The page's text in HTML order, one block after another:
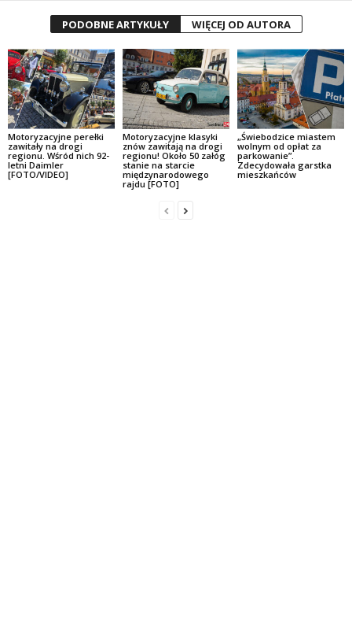
PODOBNE ARTYKUŁY WIĘCEJ OD AUTORA
Motoryzacyjne perełki
zawitały na drogi
regionu. Wśród nich 92-
letni Daimler
[FOTO/VIDEO]
Motoryzacyjne klasyki
znów zawitają na drogi
regionu! Około 50 załóg
stanie na starcie
międzynarodowego
rajdu [FOTO]
„Świebodzice miastem
wolnym od opłat za
parkowanie”.
Zdecydowała garstka
mieszkańców